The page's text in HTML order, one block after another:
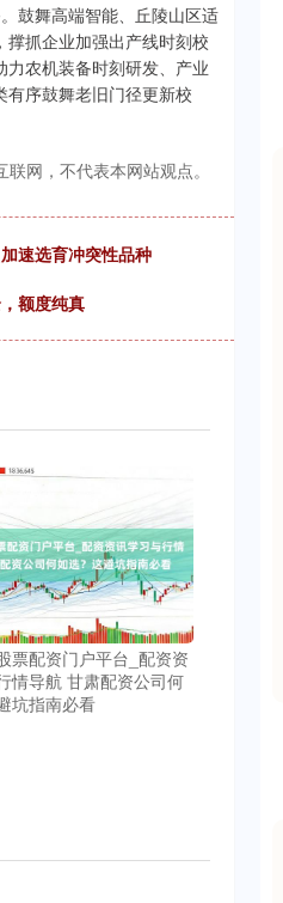
鼓舞高端智能、丘陵山区适
抓企业加强出产线时刻校
农机装备时刻研发、产业
序鼓舞老旧门径更新校
网，不代表本网站观点。
速选育冲突性品种
额度纯真
票配资门户平台_配资资
情导航 甘肃配资公司何
坑指南必看